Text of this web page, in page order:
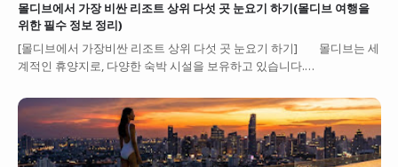
몰디브에서 가장 비싼 리조트 상위 다섯 곳 눈요기 하기(몰디브 여행을
위한 필수 정보 정리)
[몰디브에서 가장비싼 리조트 상위 다섯 곳 눈요기 하기] 몰디브는 세
계적인 휴양지로, 다양한 숙박 시설을 보유하고 있습니다.…